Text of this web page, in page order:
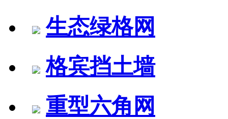
生态绿格网
格宾挡土墙
重型六角网